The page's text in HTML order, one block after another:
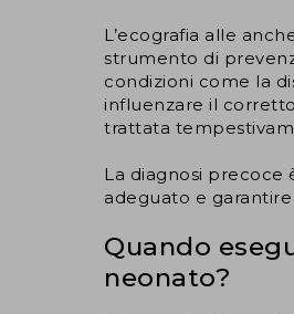
L’ecografia alle
strumento di
condizioni come la
influenzare il
trattata
La diagnosi precoce
adeguato e
Quando
neonato?